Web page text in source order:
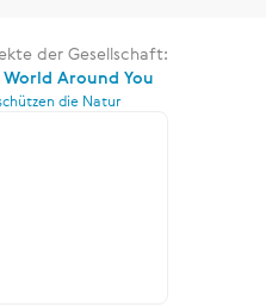
der Gesellschaft:
World Around You
die Natur